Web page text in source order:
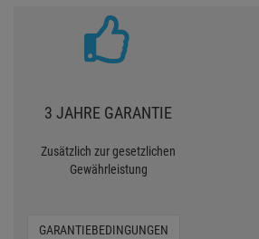
3 JAHRE GARANTIE
Zusätzlich zur gesetzlichen
Gewährleistung
GARANTIEBEDINGUNGEN